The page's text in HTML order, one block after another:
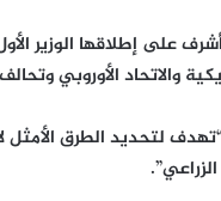
على إطلاقها الوزير
والاتحاد الأوروبي
لتحديد الطرق الأمثل